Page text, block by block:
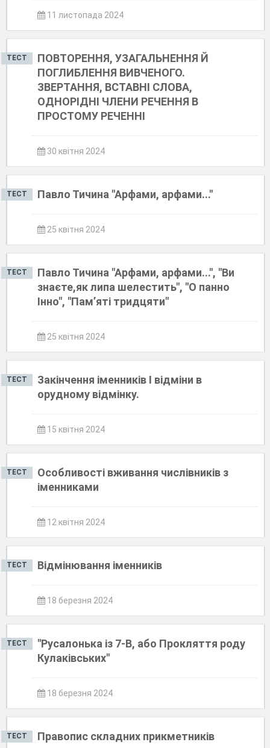
11 листопада 2024
ТЕСТ
ПОВТОРЕННЯ, УЗАГАЛЬНЕННЯ Й
ПОГЛИБЛЕННЯ ВИВЧЕНОГО.
ЗВЕРТАННЯ, ВСТАВНІ СЛОВА,
ОДНОРІДНІ ЧЛЕНИ РЕЧЕННЯ В
ПРОСТОМУ РЕЧЕННІ
30 квітня 2024
ТЕСТ Павло Тичина "Арфами, арфами..."
25 квітня 2024
ТЕСТ
Павло Тичина "Арфами, арфами...", "Ви
знаєте,як липа шелестить", "О панно
Інно", "Пам’яті тридцяти"
25 квітня 2024
ТЕСТ
Закінчення іменників І відміни в
орудному відмінку.
15 квітня 2024
ТЕСТ
Особливості вживання числівників з
іменниками
12 квітня 2024
ТЕСТ Відмінювання іменників
18 березня 2024
ТЕСТ
"Русалонька із 7-В, або Прокляття роду
Кулаківських"
18 березня 2024
ТЕСТ Правопис складних прикметників